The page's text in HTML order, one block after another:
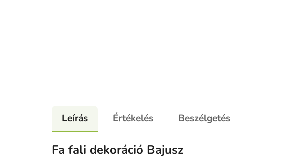
Leírás Értékelés Beszélgetés
Fa fali dekoráció Bajusz